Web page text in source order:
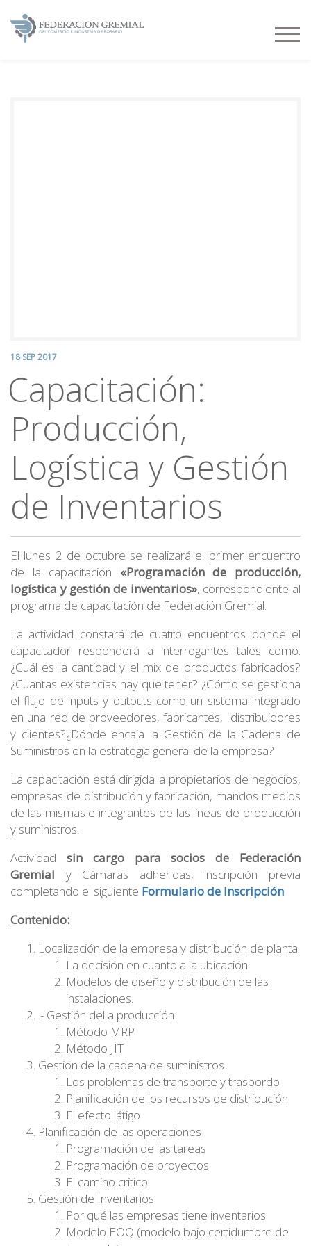
18 SEP 2017
Capacitación:
Producción,
Logística y Gestión
de Inventarios
El lunes 2 de octubre se realizará el primer encuentro
de la capacitación «Programación de producción,
logística y gestión de inventarios», correspondiente al
programa de capacitación de Federación Gremial.
La actividad constará de cuatro encuentros donde el
capacitador responderá a interrogantes tales como:
¿Cuál es la cantidad y el mix de productos fabricados?
¿Cuantas existencias hay que tener? ¿Cómo se gestiona
el flujo de inputs y outputs como un sistema integrado
en una red de proveedores, fabricantes, distribuidores
y clientes?¿Dónde encaja la Gestión de la Cadena de
Suministros en la estrategia general de la empresa?
La capacitación está dirigida a propietarios de negocios,
empresas de distribución y fabricación, mandos medios
de las mismas e integrantes de las líneas de producción
y suministros.
Actividad sin cargo para socios de Federación
Gremial y Cámaras adheridas, inscripción previa
completando el siguiente Formulario de Inscripción
Contenido:
Localización de la empresa y distribución de planta
La decisión en cuanto a la ubicación
Modelos de diseño y distribución de las
instalaciones.
.- Gestión del a producción
Método MRP
Método JIT
Gestión de la cadena de suministros
Los problemas de transporte y trasbordo
Planificación de los recursos de distribución
El efecto látigo
Planificación de las operaciones
Programación de las tareas
Programación de proyectos
El camino critico
Gestión de Inventarios
Por qué las empresas tiene inventarios
Modelo EOQ (modelo bajo certidumbre de